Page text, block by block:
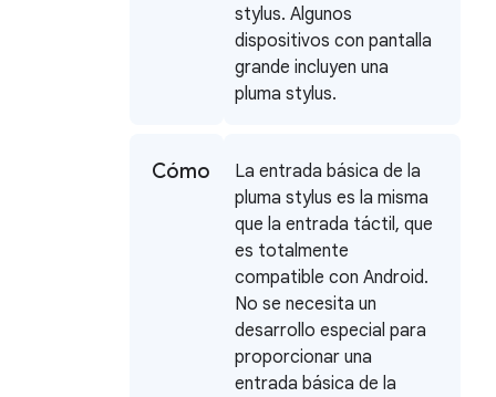
stylus. Algunos
dispositivos con pantalla
grande incluyen una
pluma stylus.
Cómo
La entrada básica de la
pluma stylus es la misma
que la entrada táctil, que
es totalmente
compatible con Android.
No se necesita un
desarrollo especial para
proporcionar una
entrada básica de la